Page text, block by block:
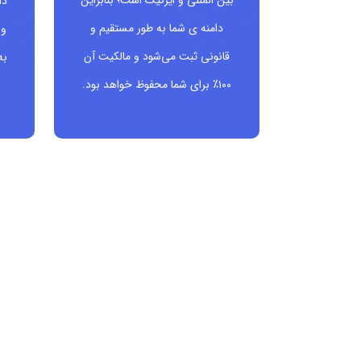
فروشگاه ها و برندهایی که کمپین های رایگان دارند
تولیدکنندگان محتوا در زمینه دانلود رایگان، ابزار
دامنه ی شما به طور مستقیم و
قانونی ثبت می‌شود و مالکیت آن
۱۰۰٪ برای شما محفوظ خواهد بود.